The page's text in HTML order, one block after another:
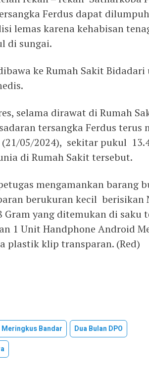
Ferdus dapat
lemas karena kehabisan
di sungai.
ke Rumah Sakit
selama dirawat di Rumah
tersangka Ferdus terus
05/2024), sekitar pukul
di Rumah Sakit tersebut.
mengamankan barang
berukuran kecil berisikan
yang ditemukan di saku
1 Unit Handphone Android
plastik klip transparan. (Red)
Bandar
Dua Bulan DPO